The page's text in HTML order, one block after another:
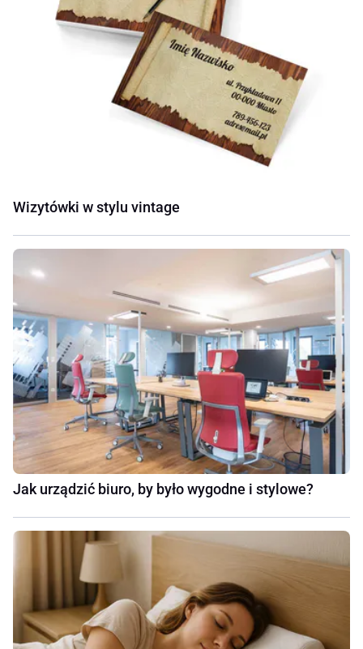
Wizytówki w stylu vintage
Jak urządzić biuro, by było wygodne i stylowe?